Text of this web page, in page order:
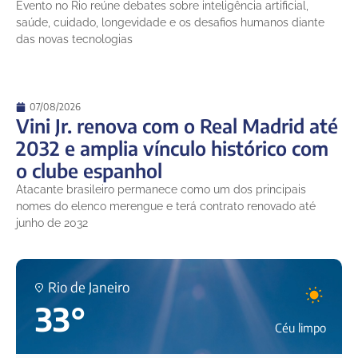
Evento no Rio reúne debates sobre inteligência artificial,
saúde, cuidado, longevidade e os desafios humanos diante
das novas tecnologias
07/08/2026
Vini Jr. renova com o Real Madrid até
2032 e amplia vínculo histórico com
o clube espanhol
Atacante brasileiro permanece como um dos principais
nomes do elenco merengue e terá contrato renovado até
junho de 2032
Rio de Janeiro
33° Céu limpo